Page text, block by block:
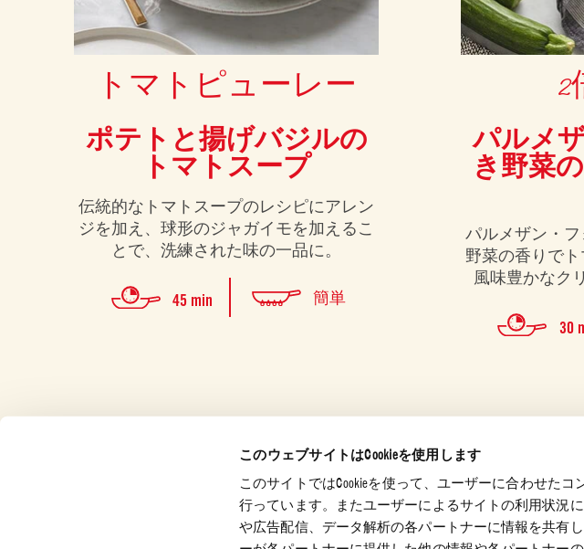
このウェブサイトはCookieを使用します
このサイトではCookieを使って、ユーザーに合わせた
行っています。またユーザーによるサイトの利用状況
や広告配信、データ解析の各パートナーに情報を共有
トマトピューレー
ポテトと揚げバジルの
トマトスープ
伝統的なトマトスープのレシピにアレン
ジを加え、球形のジャガイモを加えるこ
とで、洗練された味の一品に。
45 min 簡単
2
パルメ
き野菜
パルメザン・
野菜の香りでト
風味豊かなク
30
企業情報
認証
法的事項＆プライ
バシー
プライバシーポリ